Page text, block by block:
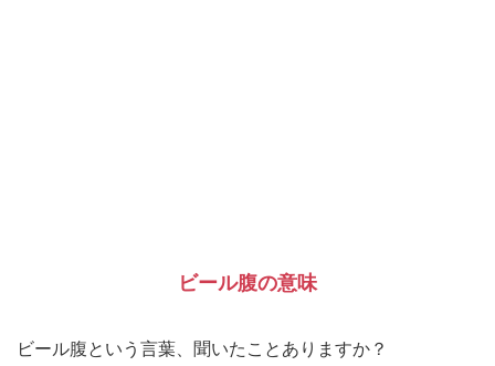
ビール腹の意味
ビール腹という言葉、聞いたことありますか？